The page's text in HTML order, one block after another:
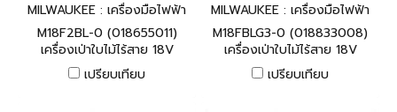
MILWAUKEE : เครื่องมือไฟฟ้า
M18F2BL-0 (018655011)
M18F2BL-0 (018655011)
เครื่องเป่าใบไม้ไร้สาย 18V
8.0Ah (เครื่องเปล่า) ระบบ
แบตเตอรี่คู่ M18 FUEL
เปรียบเทียบ
MILWAUKEE : เครื่องมือไฟฟ้า
M18FBLG3-0 (018833008)
M18FBLG3-0 (018833008)
เครื่องเป่าใบไม้ไร้สาย 18V
(เครื่องเปล่า) ความเร็วรอบพัด
21000 รอบ/นาที M18 FUEL
เปรียบเทียบ